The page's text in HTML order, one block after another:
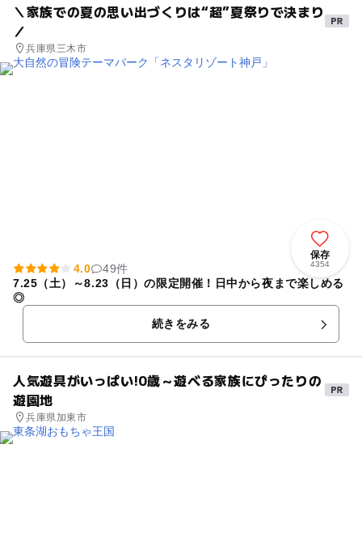
＼家族での夏の思い出づくりは“超”夏祭りで決まり
／
兵庫県三木市
保存
4354
4.0
49件
7.25（土）～8.23（日）の限定開催！日中から夜まで楽しめる
◎
続きをみる
人気遊具がいっぱい!0歳～遊べる家族にぴったりの
遊園地
兵庫県加東市